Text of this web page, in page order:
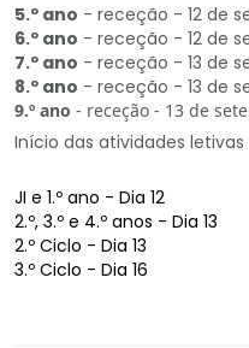
5.º ano - receção - 12 de
6.º ano - receção - 12 de
7.º ano - receção - 13 de
8.º ano - receção - 13 de
9.º ano - receção - 13 de
Início das atividades letivas
JI e 1.º ano - Dia 12
2.º, 3.º e 4.º anos - Dia 13
2.º Ciclo - Dia 13
3.º Ciclo - Dia 16